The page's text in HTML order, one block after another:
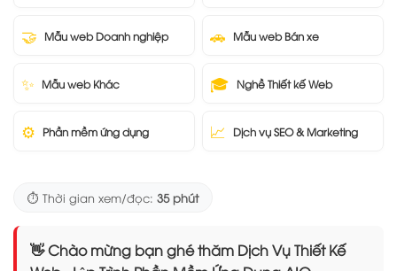
🤝 Mẫu web Doanh nghiệp 🚗 Mẫu web Bán xe
✨ Mẫu web Khác 🎓 Nghề Thiết kế Web
⚙️ Phần mềm ứng dụng 📈 Dịch vụ SEO & Marketing
⏱️ Thời gian xem/đọc: 35 phút
👋 Chào mừng bạn ghé thăm Dịch Vụ Thiết Kế